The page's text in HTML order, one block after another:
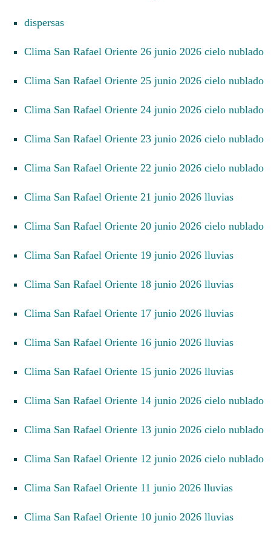
dispersas
Clima San Rafael Oriente 26 junio 2026 cielo nublado
Clima San Rafael Oriente 25 junio 2026 cielo nublado
Clima San Rafael Oriente 24 junio 2026 cielo nublado
Clima San Rafael Oriente 23 junio 2026 cielo nublado
Clima San Rafael Oriente 22 junio 2026 cielo nublado
Clima San Rafael Oriente 21 junio 2026 lluvias
Clima San Rafael Oriente 20 junio 2026 cielo nublado
Clima San Rafael Oriente 19 junio 2026 lluvias
Clima San Rafael Oriente 18 junio 2026 lluvias
Clima San Rafael Oriente 17 junio 2026 lluvias
Clima San Rafael Oriente 16 junio 2026 lluvias
Clima San Rafael Oriente 15 junio 2026 lluvias
Clima San Rafael Oriente 14 junio 2026 cielo nublado
Clima San Rafael Oriente 13 junio 2026 cielo nublado
Clima San Rafael Oriente 12 junio 2026 cielo nublado
Clima San Rafael Oriente 11 junio 2026 lluvias
Clima San Rafael Oriente 10 junio 2026 lluvias